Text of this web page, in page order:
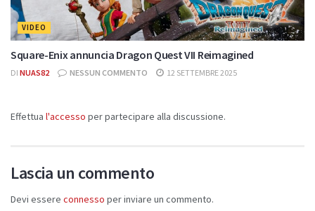
VIDEO
Square-Enix annuncia Dragon Quest VII Reimagined
DI NUAS82 NESSUN COMMENTO 12 SETTEMBRE 2025
Effettua l'accesso per partecipare alla discussione.
Lascia un commento
Devi essere connesso per inviare un commento.